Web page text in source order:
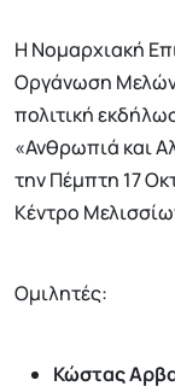
Η Νομαρχιακή
Οργάνωση Μελών
πολιτική
«Ανθρωπιά και
την Πέμπτη 17
Κέντρο
Ομιλητές:
Κώστας